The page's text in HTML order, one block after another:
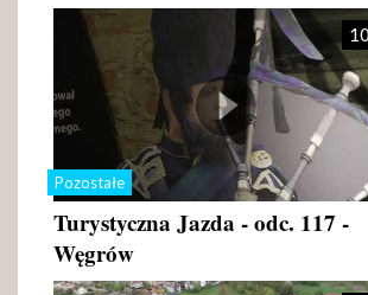
Pozostałe
Turystyczna Jazda - odc. 117 -
Węgrów